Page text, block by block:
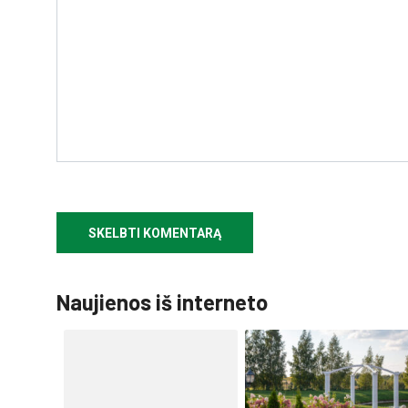
Naujienos iš interneto